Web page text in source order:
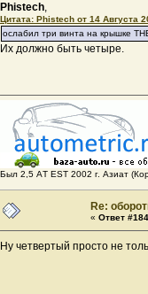
Phistech,
Цитата: Phistech от 14 Августа
ослабил три винта на крышке
Их должно быть четыре.
Был 2,5 AТ EST 2002 г. Азиат
Re:
« Ответ
Ну четвертый просто не